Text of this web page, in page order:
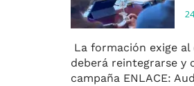
La formación exige
deberá reintegrarse y
campaña ENLACE: